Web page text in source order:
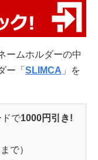
ームホルダーの中
ー「 SLIMCA 」を
で1000円引き!
で）